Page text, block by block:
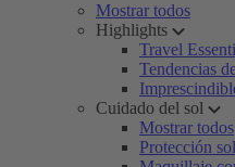
Mostrar todos
Highlights
Travel
Tendencias
Cuidado del sol
Mostrar todos
Protección